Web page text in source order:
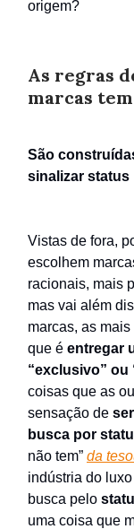
origem?
As regras
marcas
São
sinalizar status
Vistas de fora,
escolhem
racionais, mais
mas vai além
marcas, as
que é entregar
“exclusivo” ou
coisas que as
sensação de
busca por
não tem” da
indústria do
busca pelo
uma coisa que